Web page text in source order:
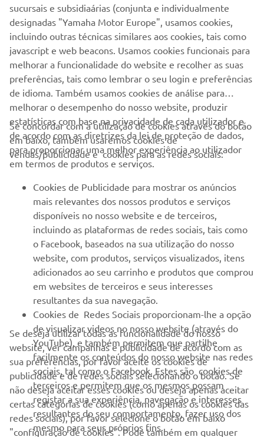
EMPRESA
MAIS YAMAHA
SERVIÇO E SUPORTE
NEWSLETTER
Seja o primeiro a saber das últimas ofertas, eventos especiais,
novos lançamentos e muito mais
SUBSCREVER
Leia a nossa Política de Privacidade para saber como processamos
os seus dados pessoais: Politica de Privacidade
sucursais e subsidiaárias (conjunta e individualmente
designadas "Yamaha Motor Europe", usamos cookies,
incluindo outras técnicas similares aos cookies, tais como
javascript e web beacons. Usamos cookies funcionais para
melhorar a funcionalidade do website e recolher as suas
preferências, tais como lembrar o seu login e preferências
de idioma. Também usamos cookies de análise para
melhorar o desempenho do nosso website, produzir
estatísticas com base na privacidade de cada utilizador e
de acordo com as diretrizes da lei de proteção de dados,
para proporcionar uma melhor experiência ao utilizador
em termos de produtos e serviços.
Se concordar com a utilização de cookies através do botão
em baixo, também usaremos cookies de
vendas/publicidade e cookies para as redes sociais:
Cookies de Publicidade para mostrar os anúncios
mais relevantes dos nossos produtos e serviços
disponíveis no nosso website e de terceiros,
incluindo as plataformas de redes sociais, tais como
o Facebook, baseados na sua utilização do nosso
website, com produtos, serviços visualizados, itens
adicionados ao seu carrinho e produtos que comprou
em websites de terceiros e seus interesses
resultantes da sua navegação.
Cookies de Redes Sociais proporcionam-lhe a opção
de visualizar videos no nosso website (através do
YouTube), e também permitem que partilhe
facilmente os conteúdos do nosso website nas redes
sociais, tal como o Facebook. Estes são cookies de
terceiros e permitem que os mesmos possam
registar a sua experiência, navegação e interesses
resultantes do seu comportamento, fazer uso dos
mesmo para seus próprios fins.
Se deseja utilizar todas as funcionalidade do nosso
website, ver campanhas e publicidade de acordo com as
sua preferências, por favor aceite os cookies de
publicidade e de redes sociais selecionando o botão. Se
não deseja aceitar esses cookies ou deseja apenas aceitar
certas categorias de cookies (como apenas os cookies das
redes sociais), por favor selecione o botão em baixo
"configuração de cookies". Pode também em qualquer